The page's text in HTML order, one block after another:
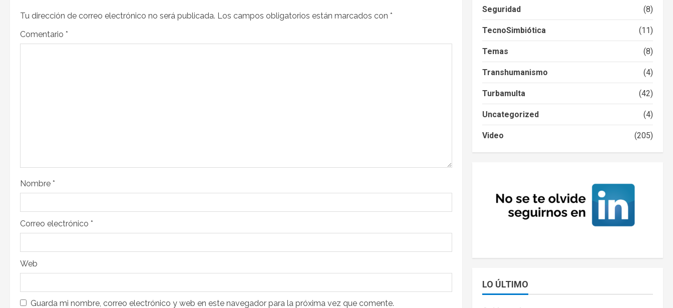
Tu dirección de correo electrónico no será publicada. Los campos obligatorios están marcados con *
Comentario *
Nombre *
Correo electrónico *
Web
Guarda mi nombre, correo electrónico y web en este navegador para la próxima vez que comente.
Seguridad (8)
TecnoSimbiótica (11)
Temas (8)
Transhumanismo (4)
Turbamulta (42)
Uncategorized (4)
Video (205)
LO ÚLTIMO